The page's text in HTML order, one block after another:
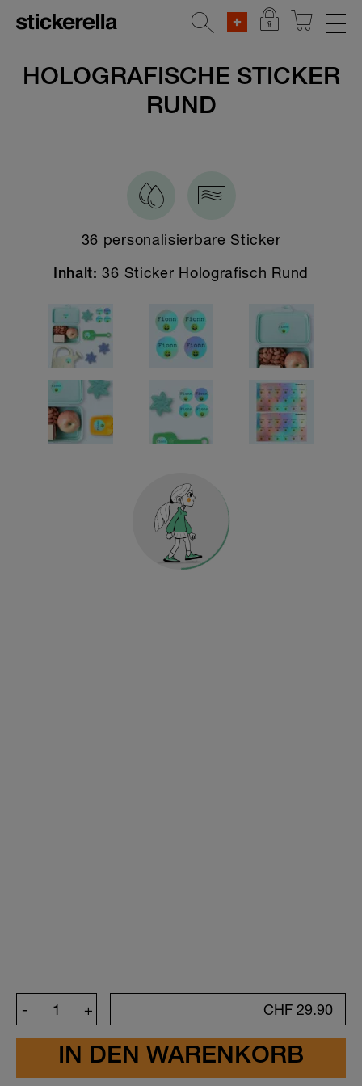
REFLEKTIERENDE AUFKLEBER
Alle Aufkleber für Gegenstände
Breite Sticker
Schmale Sticker
Kleine Sticker
XXL Sticker
Reflektierende Aufkleber
Holografische Universalsticker
KINDERGARTEN & SCHULE
HOLOGRAFISCHE STICKER
RUND
36 personalisierbare Sticker
Inhalt: 36 Sticker Holografisch Rund
+
- CHF 29.90